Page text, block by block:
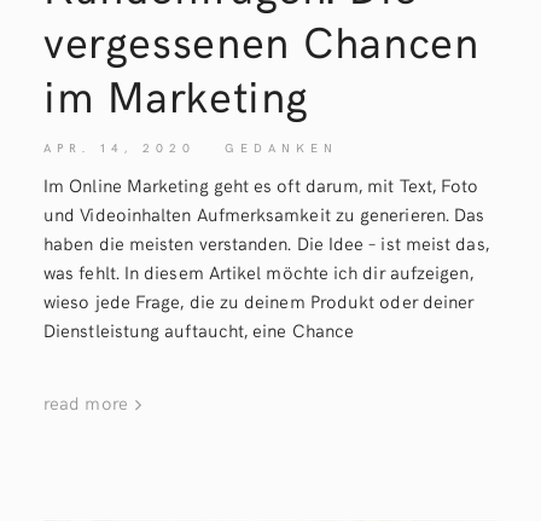
vergessenen Chancen
im Marketing
APR. 14, 2020 GEDANKEN
Im Online Marketing geht es oft darum, mit Text, Foto
und Videoinhalten Aufmerksamkeit zu generieren. Das
haben die meisten verstanden. Die Idee – ist meist das,
was fehlt. In diesem Artikel möchte ich dir aufzeigen,
wieso jede Frage, die zu deinem Produkt oder deiner
Dienstleistung auftaucht, eine Chance
read more